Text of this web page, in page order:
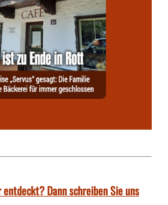
entdeckt? Dann schreiben Sie uns